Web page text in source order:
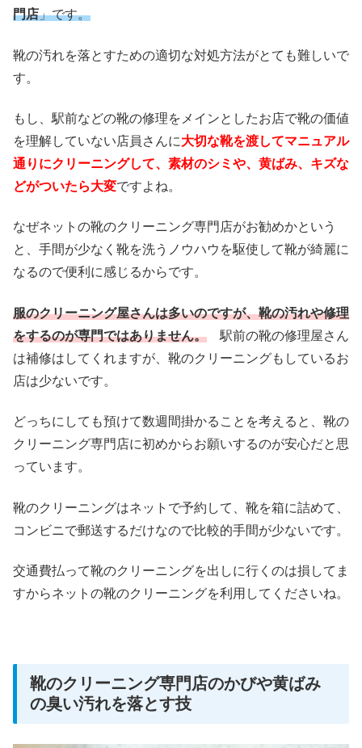
門店」です。
靴の汚れを落とすための適切な対処方法がとても難しいで
す。
もし、駅前などの靴の修理をメインとしたお店で靴の価値
を理解していない店員さんに大切な靴を渡してマニュアル
通りにクリーニングして、素材のシミや、黄ばみ、キズな
どがついたら大変ですよね。
なぜネットの靴のクリーニング専門店がお勧めかという
と、手間が少なく靴を洗うノウハウを駆使して靴が綺麗に
なるので便利に感じるからです。
服のクリーニング屋さんは多いのですが、靴の汚れや修理
をするのが専門ではありません。 駅前の靴の修理屋さん
は補修はしてくれますが、靴のクリーニングもしているお
店は少ないです。
どっちにしても預けて数週間掛かることを考えると、靴の
クリーニング専門店に初めからお願いするのが安心だと思
っています。
靴のクリーニングはネットで予約して、靴を箱に詰めて、
コンビニで郵送するだけなので比較的手間が少ないです。
交通費払って靴のクリーニングを出しに行くのは損してま
すからネットの靴のクリーニングを利用してくださいね。
靴のクリーニング専門店のかびや黄ばみ
の臭い汚れを落とす技